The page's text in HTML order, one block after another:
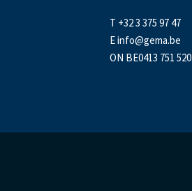
T +32 3 375 97 47
Einfo@gema.be
ON BE0413 751 520